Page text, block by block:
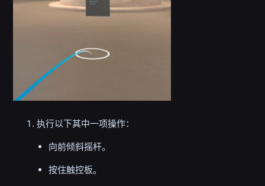
执行以下其中一项操作：
向前倾斜摇杆。
按住触控板。